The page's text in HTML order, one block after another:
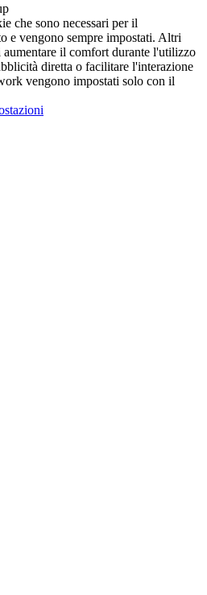
che sono necessari per il
e vengono sempre impostati. Altri
il comfort durante l'utilizzo
diretta o facilitare l'interazione
vengono impostati solo con il